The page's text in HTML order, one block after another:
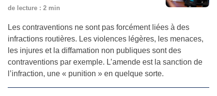
de lecture : 2 min
Les contraventions ne sont pas forcément liées à des
infractions routières. Les violences légères, les menaces,
les injures et la diffamation non publiques sont des
contraventions par exemple. L’amende est la sanction de
l’infraction, une « punition » en quelque sorte.